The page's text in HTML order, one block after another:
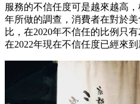
服務的不信任度可是越來越高
年所做的調查，消費者在對於
比，在2020年不信任的比例只
在2022年現在不信任度已經來到